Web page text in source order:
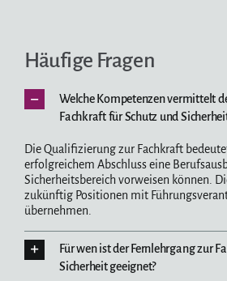
Häufige Fragen
Welche Kompetenzen vermittelt
Fachkraft für Schutz und
Die Qualifizierung zur Fachkraft
erfolgreichem Abschluss eine
Sicherheitsbereich vorweisen können.
zukünftig Positionen mit
übernehmen.
Für wen ist der Fernlehrgang zur
Sicherheit geeignet?